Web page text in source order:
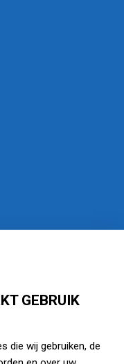
GEBRUIK
die wij gebruiken, de